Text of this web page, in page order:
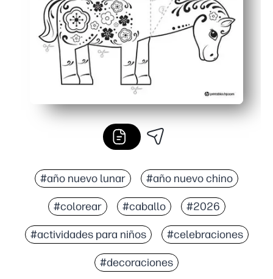
#año nuevo lunar #año nuevo chino
#colorear #caballo #2026
#actividades para niños #celebraciones
#decoraciones